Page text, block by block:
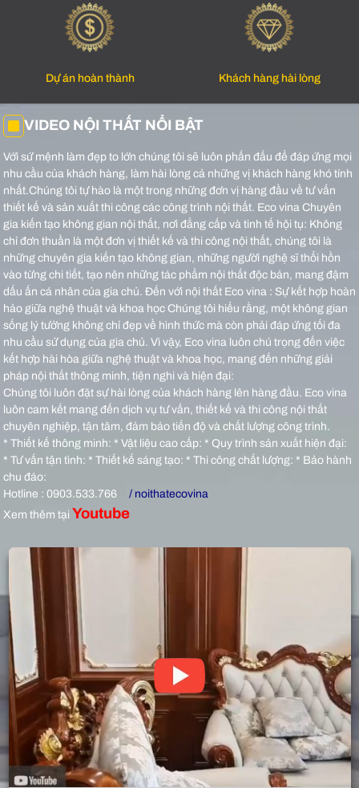
Dự án hoàn thành Khách hàng hài lòng
VIDEO NỘI THẤT NỔI BẬT
Với sứ mệnh làm đẹp to lớn chúng tôi sẽ luôn phấn đấu để đáp ứng mọi
nhu cầu của khách hàng, làm hài lòng cả những vị khách hàng khó tính
nhất.Chúng tôi tự hào là một trong những đơn vị hàng đầu về tư vấn
thiết kế và sản xuất thi công các công trình nội thất. Eco vina Chuyên
gia kiến tạo không gian nội thất, nơi đẳng cấp và tinh tế hội tụ: Không
chỉ đơn thuần là một đơn vị thiết kế và thi công nội thất, chúng tôi là
những chuyên gia kiến tạo không gian, những người nghệ sĩ thổi hồn
vào từng chi tiết, tạo nên những tác phẩm nội thất độc bản, mang đậm
dấu ấn cá nhân của gia chủ. Đến với nội thất Eco vina : Sự kết hợp hoàn
hảo giữa nghệ thuật và khoa học Chúng tôi hiểu rằng, một không gian
sống lý tưởng không chỉ đẹp về hình thức mà còn phải đáp ứng tối đa
nhu cầu sử dụng của gia chủ. Vì vậy, Eco vina luôn chú trọng đến việc
kết hợp hài hòa giữa nghệ thuật và khoa học, mang đến những giải
pháp nội thất thông minh, tiện nghi và hiện đại:
Chúng tôi luôn đặt sự hài lòng của khách hàng lên hàng đầu. Eco vina
luôn cam kết mang đến dịch vụ tư vấn, thiết kế và thi công nội thất
chuyên nghiệp, tận tâm, đảm bảo tiến độ và chất lượng công trình.
* Thiết kế thông minh: * Vật liệu cao cấp: * Quy trình sản xuất hiện đại:
* Tư vấn tận tình: * Thiết kế sáng tạo: * Thi công chất lượng: * Bảo hành
chu đáo:
Hotline : 0903.533.766
/ noithatecovina
Xem thêm tại Youtube